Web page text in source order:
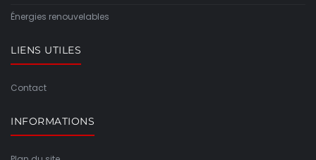
Énergies renouvelables
LIENS UTILES
Contact
INFORMATIONS